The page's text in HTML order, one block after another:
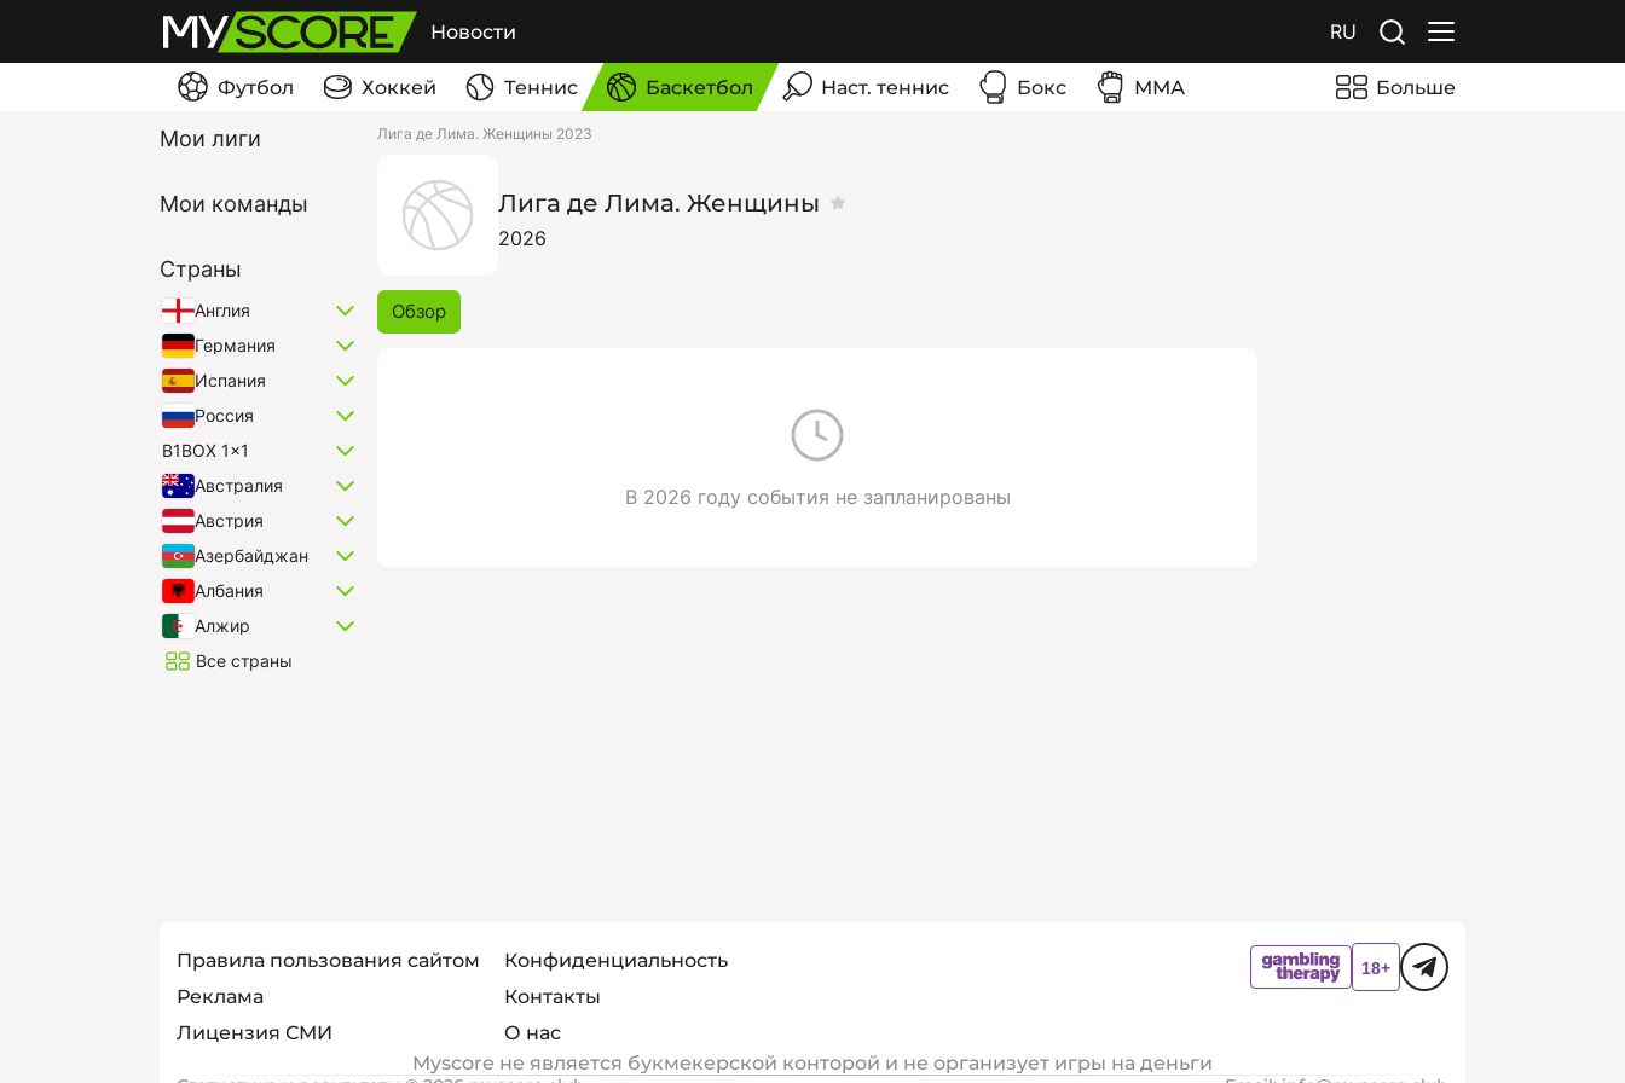
Новости RU
Футбол Хоккей Теннис Баскетбол Наст. теннис Бокс ММА Больше
Мои лиги
Мои команды
Страны
Англия
Германия
Испания
Россия
B1BOX 1x1
Австралия
Австрия
Азербайджан
Албания
Алжир
Все страны
Лига де Лима. Женщины 2023
Лига де Лима. Женщины
2026
Обзор
В 2026 году события не запланированы
Правила пользования сайтом
Конфиденциальность
Реклама
Контакты
Лицензия СМИ
О нас
Myscore не является букмекерской конторой и не организует игры на деньги